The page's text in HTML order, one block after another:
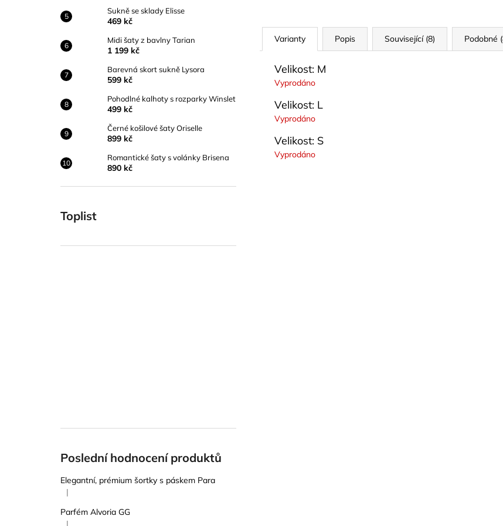
Sukně se sklady Elisse
469 kč
Midi šaty z bavlny Tarian
1 199 kč
Barevná skort sukně Lysora
599 kč
Pohodlné kalhoty s rozparky Winslet
499 kč
Černé košilové šaty Oriselle
899 kč
Romantické šaty s volánky Brisena
890 kč
Toplist
Poslední hodnocení produktů
Elegantní, prémium šortky s páskem Para
Hodnocení produktu je 5 z 5 hvězdiček.
|
Parfém Alvoria GG
|
Varianty Popis Související (8) Podobné
Velikost: M
Vyprodáno
Velikost: L
Vyprodáno
Velikost: S
Vyprodáno